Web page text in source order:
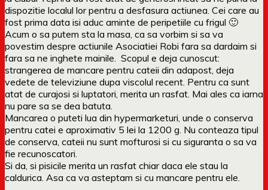
dispozitie localul lor pentru a desfasura actiunea. Cei care au
fost prima data isi aduc aminte de peripetiile cu frigul 🙂
Acum o sa putem sta la masa, ca sa vorbim si sa va
povestim despre actiunile Asociatiei Robi fara sa dardaim si
fara sa ne inghete mainile. Scopul e deja cunoscut:
strangerea de mancare pentru cateii din adapost, deja
vedete de televiziune dupa viscolul recent. Pentru ca sunt
atat de curajosi si luptatori, merita un rasfat. Mai ales ca iarna
nu pare sa se dea batuta.
Mancarea o puteti lua din hypermarketuri, unde o conserva
pentru catei e aproximativ 5 lei la 1200 g. Nu conteaza tipul
de conserva, cateii nu sunt mofturosi si cu siguranta o sa va
fie recunoscatori.
Si da, si pisicile merita un rasfat chiar daca ele stau la
caldurica. Asa ca va asteptam si cu mancare pentru ele.